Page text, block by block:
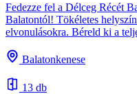
Fedezze fel a Délceg Récét
Balatontól! Tökéletes
elvonulásokra. Béreld ki a
Balatonkenese
13 db